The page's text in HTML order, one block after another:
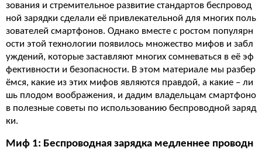
зования и стремительное развитие стандартов беспровод
ной зарядки сделали её привлекательной для многих поль
зователей смартфонов. Однако вместе с ростом популярн
ости этой технологии появилось множество мифов и забл
уждений, которые заставляют многих сомневаться в её эф
фективности и безопасности. В этом материале мы разбер
ёмся, какие из этих мифов являются правдой, а какие – ли
шь плодом воображения, и дадим владельцам смартфоно
в полезные советы по использованию беспроводной заряд
ки.
Миф 1: Беспроводная зарядка медленнее проводн